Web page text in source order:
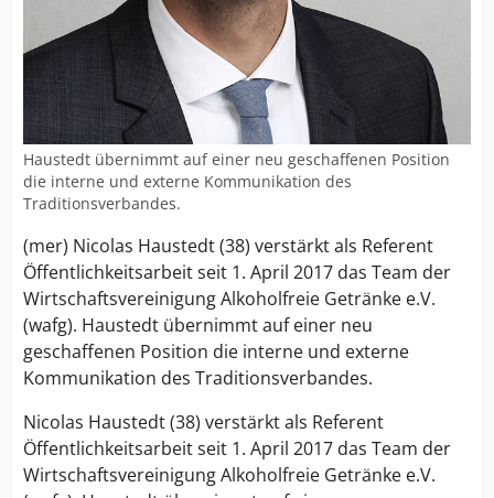
Haustedt übernimmt auf einer neu geschaffenen Position
die interne und externe Kommunikation des
Traditionsverbandes.
(mer) Nicolas Haustedt (38) verstärkt als Referent
Öffentlichkeitsarbeit seit 1. April 2017 das Team der
Wirtschaftsvereinigung Alkoholfreie Getränke e.V.
(wafg). Haustedt übernimmt auf einer neu
geschaffenen Position die interne und externe
Kommunikation des Traditionsverbandes.
Nicolas Haustedt (38) verstärkt als Referent
Öffentlichkeitsarbeit seit 1. April 2017 das Team der
Wirtschaftsvereinigung Alkoholfreie Getränke e.V.